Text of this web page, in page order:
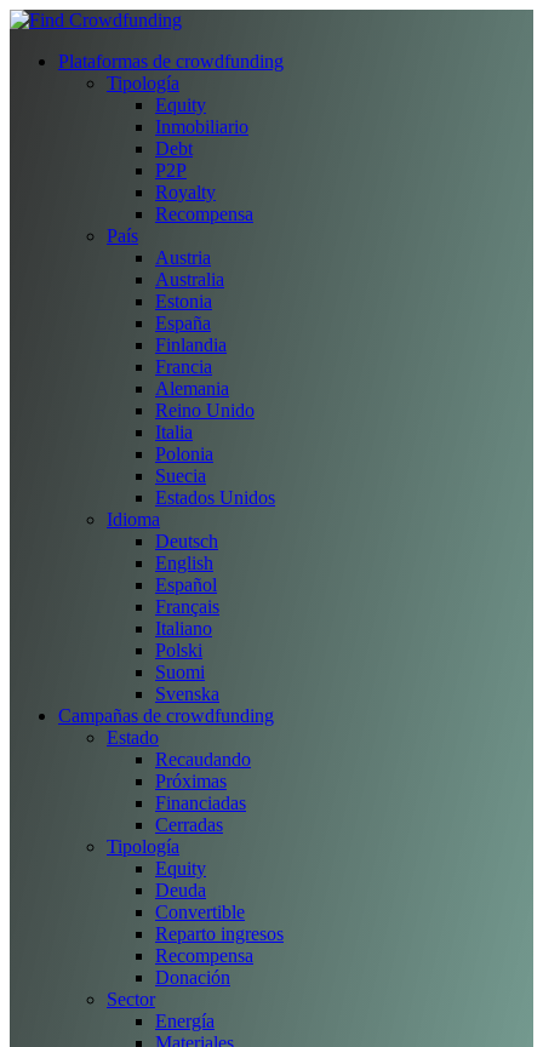
Plataformas de crowdfunding
Tipología
Equity
Inmobiliario
Debt
P2P
Royalty
Recompensa
País
Austria
Australia
Estonia
España
Finlandia
Francia
Alemania
Reino Unido
Italia
Polonia
Suecia
Estados Unidos
Idioma
Deutsch
English
Español
Français
Italiano
Polski
Suomi
Svenska
Campañas de crowdfunding
Estado
Recaudando
Próximas
Financiadas
Cerradas
Tipología
Equity
Deuda
Convertible
Reparto ingresos
Recompensa
Donación
Sector
Energía
Materiales